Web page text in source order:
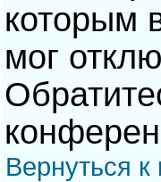
которым
мог
Вернуться к